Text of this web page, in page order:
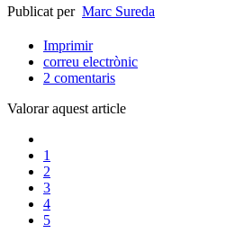
Publicat per Marc Sureda
Imprimir
correu electrònic
2 comentaris
Valorar aquest article
1
2
3
4
5